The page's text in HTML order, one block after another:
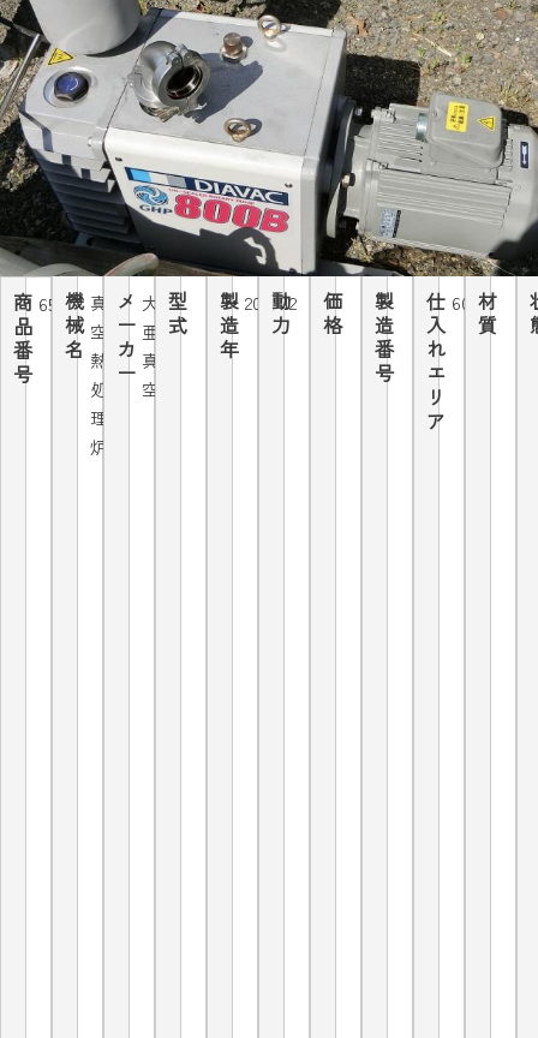
商
品
番
号
6520機
械
名
真
空
熱
処
理
炉
メ
ー
カ
ー
大
亜
真
空
型
式
製
造
年
2007.12
動
力
価
格
製
造
番
号
仕
入
れ
エ
リ
ア
60Hz
材
質